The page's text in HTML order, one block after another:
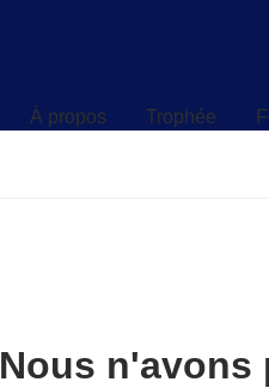
À propos Trophée
Nous n'avons